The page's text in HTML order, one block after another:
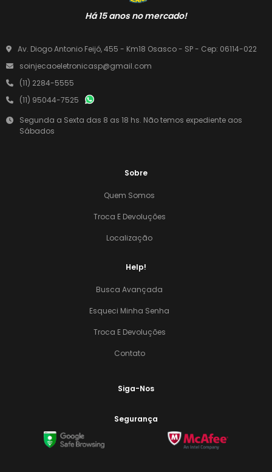
Há 15 anos no mercado!
Av. Diogo Antonio Feijó, 455 - Km18 Osasco - SP - Cep: 06114-022
soinjecaoeletronicasp@gmail.com
(11) 2284-5555
(11) 95044-7525
Segunda a Sexta das 8 as 18 hs. Não temos expediente aos
Sábados
Sobre
Quem Somos
Troca E Devoluções
Localização
Help!
Busca Avançada
Esqueci Minha Senha
Troca E Devoluções
Contato
Siga-Nos
Segurança